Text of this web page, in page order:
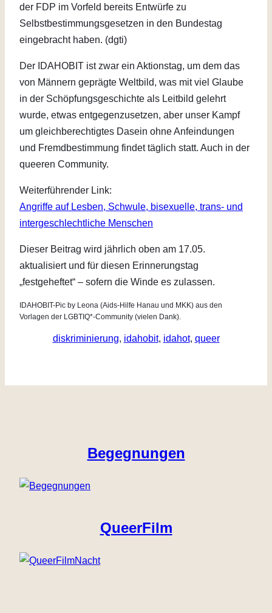
der FDP im Vorfeld bereits Entwürfe zu
Selbstbestimmungsgesetzen in den Bundestag
eingebracht haben. (dgti)
Der IDAHOBIT ist zwar ein Aktionstag, um dem das
von Männern geprägte Weltbild, was mit viel Glaube
in der Schöpfungsgeschichte als Leitbild gelehrt
wurde, etwas entgegenzusetzen, aber unser Kampf
um gleichberechtigtes Dasein ohne Anfeindungen
und Fremdbestimmung findet täglich statt. Auch in der
queeren Community.
Weiterführender Link:
Angriffe auf Lesben, Schwule, bisexuelle, trans- und
intergeschlechtliche Menschen
Dieser Beitrag wird jährlich oben am 17.05.
aktualisiert und für diesen Erinnerungstag
„festgeheftet“ – sofern die Winde es zulassen.
IDAHOBIT-Pic by Leona (Aids-Hilfe Hanau und MKK) aus den
Vorlagen der LGBTIQ*-Community (vielen Dank).
diskriminierung, idahobit, idahot, queer
Begegnungen
QueerFilm